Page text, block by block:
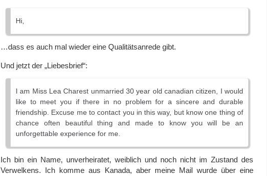
Hi,
…dass es auch mal wieder eine Qualitätsanrede gibt.
Und jetzt der „Liebesbrief“:
I am Miss Lea Charest unmarried 30 year old canadian citizen, I would
like to meet you if there in no problem for a sincere and durable
friendship. Excuse me to contact you in this way, but know one thing of
chance often beautiful thing and made to know you will be an
unforgettable experience for me.
Ich bin ein Name, unverheiratet, weiblich und noch nicht im Zustand des
Verwelkens. Ich komme aus Kanada, aber meine Mail wurde über eine